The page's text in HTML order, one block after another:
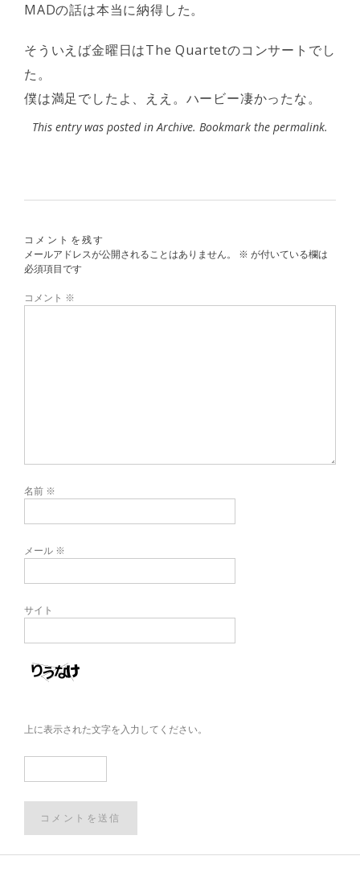
MADの話は本当に納得した。
そういえば金曜日はThe Quartetのコンサートでし
た。
僕は満足でしたよ、ええ。ハービー凄かったな。
This entry was posted inArchive. Bookmark the permalink.
コメントを残す
メールアドレスが公開されることはありません。
※ が付いている欄は
必須項目です
コメント ※
名前 ※
メール ※
サイト
上に表示された文字を入力してください。